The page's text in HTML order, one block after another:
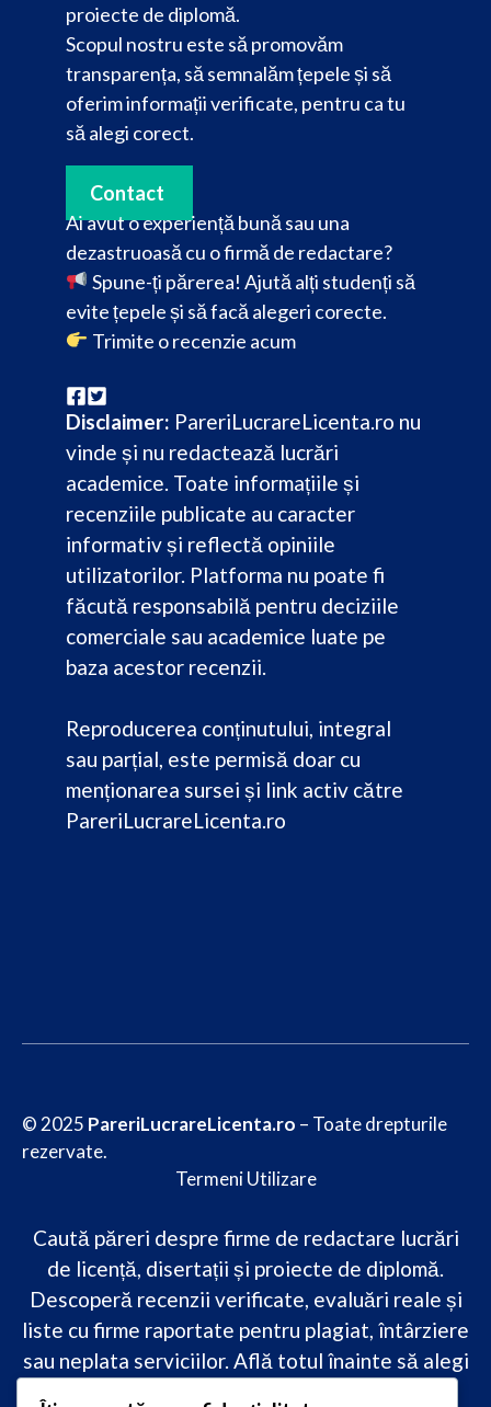
proiecte de diplomă.
Scopul nostru este să promovăm
transparența, să semnalăm țepele și să
oferim informații verificate, pentru ca tu
să alegi corect.
Contact
Ai avut o experiență bună sau una
dezastruoasă cu o firmă de redactare?
Spune-ți părerea! Ajută alți studenți să
evite țepele și să facă alegeri corecte.
Trimite o recenzie acum
Disclaimer: PareriLucrareLicenta.ro nu
vinde și nu redactează lucrări
academice. Toate informațiile și
recenziile publicate au caracter
informativ și reflectă opiniile
utilizatorilor. Platforma nu poate fi
făcută responsabilă pentru deciziile
comerciale sau academice luate pe
baza acestor recenzii.
Reproducerea conținutului, integral
sau parțial, este permisă doar cu
menționarea sursei și link activ către
PareriLucrareLicenta.ro
© 2025 PareriLucrareLicenta.ro – Toate drepturile
rezervate.
Termeni Utilizare
Caută păreri despre firme de redactare lucrări
de licență, disertații și proiecte de diplomă.
Descoperă recenzii verificate, evaluări reale și
liste cu firme raportate pentru plagiat, întârziere
sau neplata serviciilor. Află totul înainte să alegi